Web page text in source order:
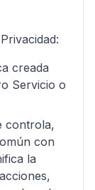
creada
Servicio o
controla,
con
la